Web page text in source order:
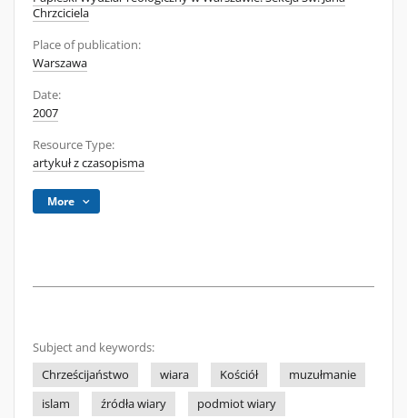
Chrzciciela
Place of publication:
Warszawa
Date:
2007
Resource Type:
artykuł z czasopisma
More
Subject and keywords:
Chrześcijaństwo
wiara Kościół
muzułmanie
islam
źródła wiary
podmiot wiary